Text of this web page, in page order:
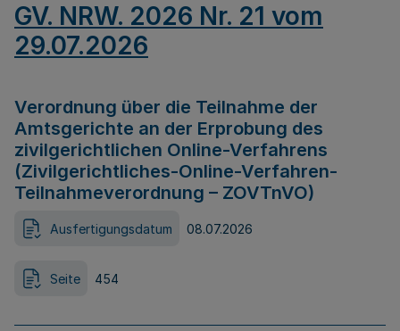
GV. NRW. 2026 Nr. 21 vom
29.07.2026
Verordnung über die Teilnahme der
Amtsgerichte an der Erprobung des
zivilgerichtlichen Online-Verfahrens
(Zivilgerichtliches-Online-Verfahren-
Teilnahmeverordnung – ZOVTnVO)
Ausfertigungsdatum 08.07.2026
Seite 454